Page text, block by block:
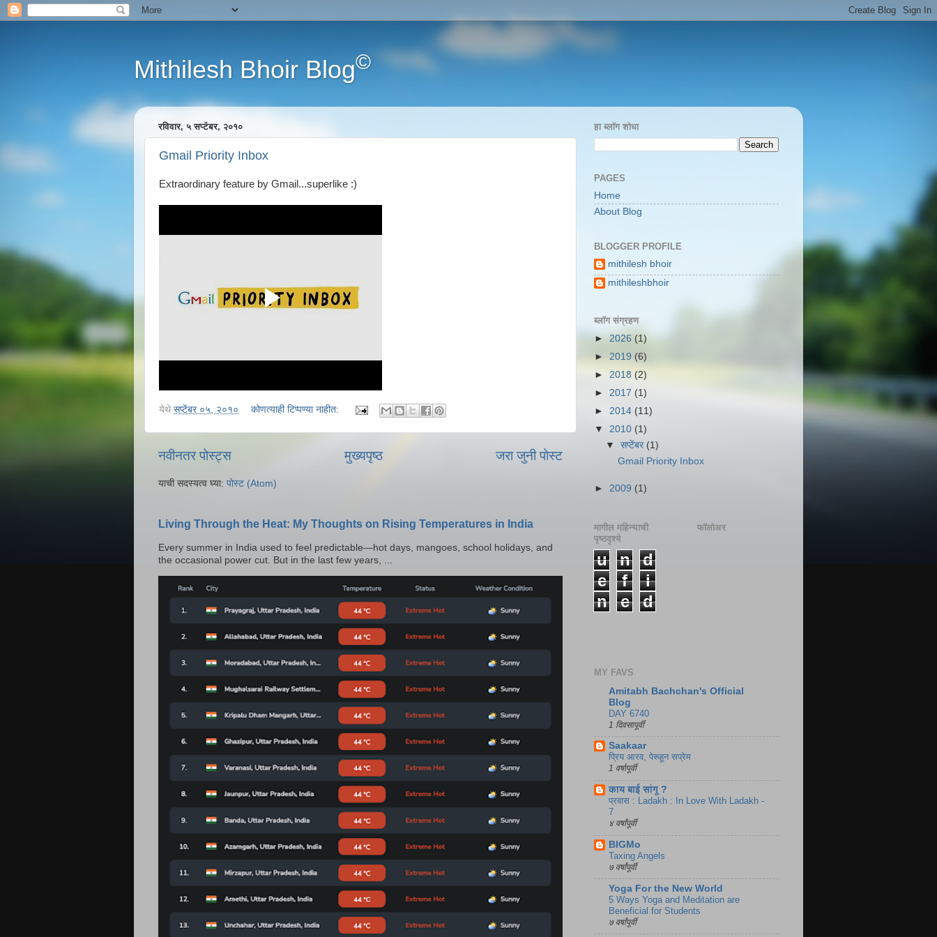
Mithilesh Bhoir Blog©
रविवार, ५ सप्टेंबर, २०१०
Gmail Priority Inbox
Extraordinary feature by Gmail...superlike :)
येथे सप्टेंबर ०५, २०१० कोणत्याही टिप्पण्‍या नाहीत:
नवीनतर पोस्ट्स जरा जुनी पोस्ट
मुख्यपृष्ठ
याची सदस्यत्व घ्या: पोस्ट (Atom)
Living Through the Heat: My Thoughts on Rising Temperatures in India
Every summer in India used to feel predictable—hot days, mangoes, school holidays, and
the occasional power cut. But in the last few years, ...
हा ब्लॉग शोधा
PAGES
Home
About Blog
BLOGGER PROFILE
mithilesh bhoir
mithileshbhoir
ब्लॉग संग्रहण
► 2026 (1)
► 2019 (6)
► 2018 (2)
► 2017 (1)
► 2014 (11)
▼ 2010 (1)
▼सप्टेंबर (1)
Gmail Priority Inbox
► 2009 (1)
मागील महिन्याची
पृष्ठदृश्ये
u n
d
e
f
i
n
e d
फॉलोअर
MY FAVS
Amitabh Bachchan's Official
Blog
DAY 6740
1 दिवसापूर्वी
Saakaar
प्रिय आरव, पेरूहून सप्रेम
1 वर्षापूर्वी
काय बाई सांगू ?
प्रवास : Ladakh : In Love With Ladakh -
7
४ वर्षांपूर्वी
BIGMo
Taxing Angels
७ वर्षांपूर्वी
Yoga For the New World
5 Ways Yoga and Meditation are
Beneficial for Students
७ वर्षांपूर्वी